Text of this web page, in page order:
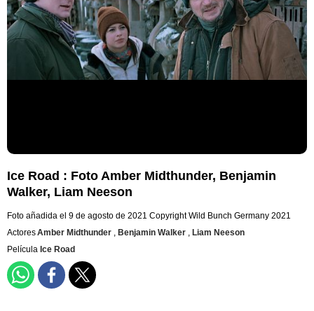
Ice Road : Foto Amber Midthunder, Benjamin
Walker, Liam Neeson
Foto añadida el 9 de agosto de 2021 Copyright Wild Bunch Germany 2021
ActoresAmber Midthunder , Benjamin Walker , Liam Neeson
Película Ice Road